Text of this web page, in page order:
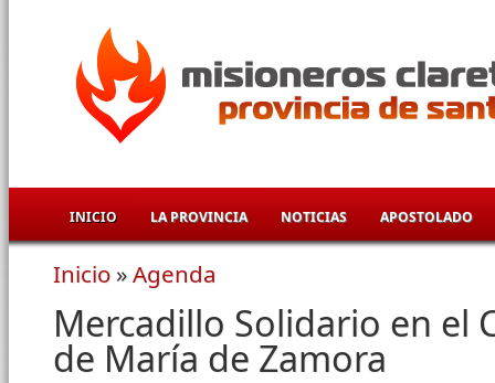
INICIO LA PROVINCIA NOTICIAS APOSTOLADO
Se encuentra usted aquí
Inicio »Agenda
Mercadillo Solidario en el
de María de Zamora